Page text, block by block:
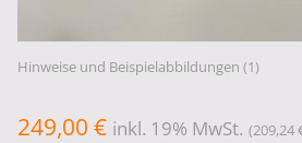
Hinweise und Beispielabbildungen (1)
249,00 € inkl. 19% MwSt. (209,24